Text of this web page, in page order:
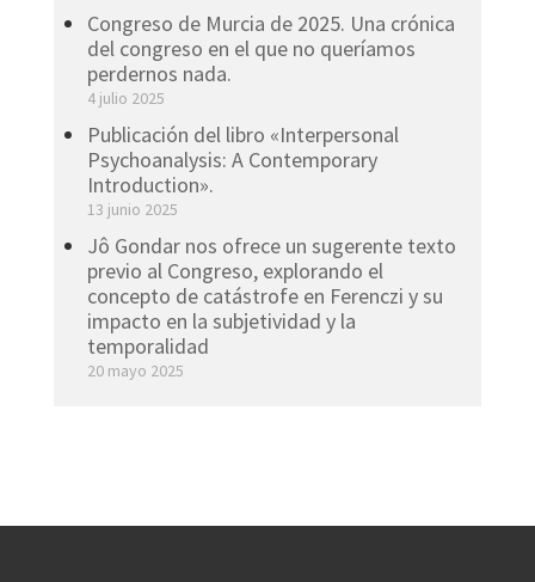
Congreso de Murcia de 2025. Una crónica
del congreso en el que no queríamos
perdernos nada.
4 julio 2025
Publicación del libro «Interpersonal
Psychoanalysis: A Contemporary
Introduction».
13 junio 2025
Jô Gondar nos ofrece un sugerente texto
previo al Congreso, explorando el
concepto de catástrofe en Ferenczi y su
impacto en la subjetividad y la
temporalidad
20 mayo 2025